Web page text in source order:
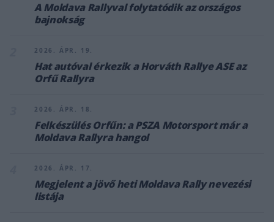
A Moldava Rallyval folytatódik az országos
bajnokság
2026. ÁPR. 19.
Hat autóval érkezik a Horváth Rallye ASE az
Orfű Rallyra
2026. ÁPR. 18.
Felkészülés Orfűn: a PSZA Motorsport már a
Moldava Rallyra hangol
2026. ÁPR. 17.
Megjelent a jövő heti Moldava Rally nevezési
listája